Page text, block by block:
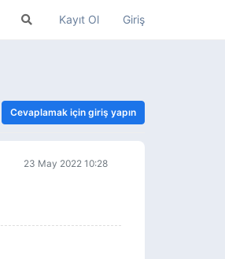
Kayıt Ol Giriş
Cevaplamak için giriş yapın
23 May 2022 10:28